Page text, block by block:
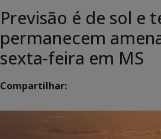
Previsão é de sol e
permanecem
sexta-feira em MS
Compartilhar: